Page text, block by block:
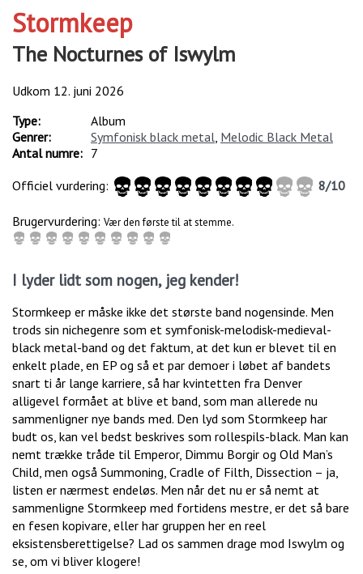
Stormkeep
The Nocturnes of Iswylm
Udkom 12. juni 2026
Type:
Album
Genrer:
Symfonisk black metal Melodic Black Metal
Antal numre: 7
Officiel vurdering:
8/10
Brugervurdering: Vær den første til at stemme.
I lyder lidt som nogen, jeg kender!
Stormkeep er måske ikke det største band nogensinde. Men
trods sin nichegenre som et symfonisk-melodisk-medieval-
black metal-band og det faktum, at det kun er blevet til en
enkelt plade, en EP og så et par demoer i løbet af bandets
snart ti år lange karriere, så har kvintetten fra Denver
alligevel formået at blive et band, som man allerede nu
sammenligner nye bands med. Den lyd som Stormkeep har
budt os, kan vel bedst beskrives som rollespils-black. Man kan
nemt trække tråde til Emperor, Dimmu Borgir og Old Man’s
Child, men også Summoning, Cradle of Filth, Dissection – ja,
listen er nærmest endeløs. Men når det nu er så nemt at
sammenligne Stormkeep med fortidens mestre, er det så bare
en fesen kopivare, eller har gruppen her en reel
eksistensberettigelse? Lad os sammen drage mod Iswylm og
se, om vi bliver klogere!